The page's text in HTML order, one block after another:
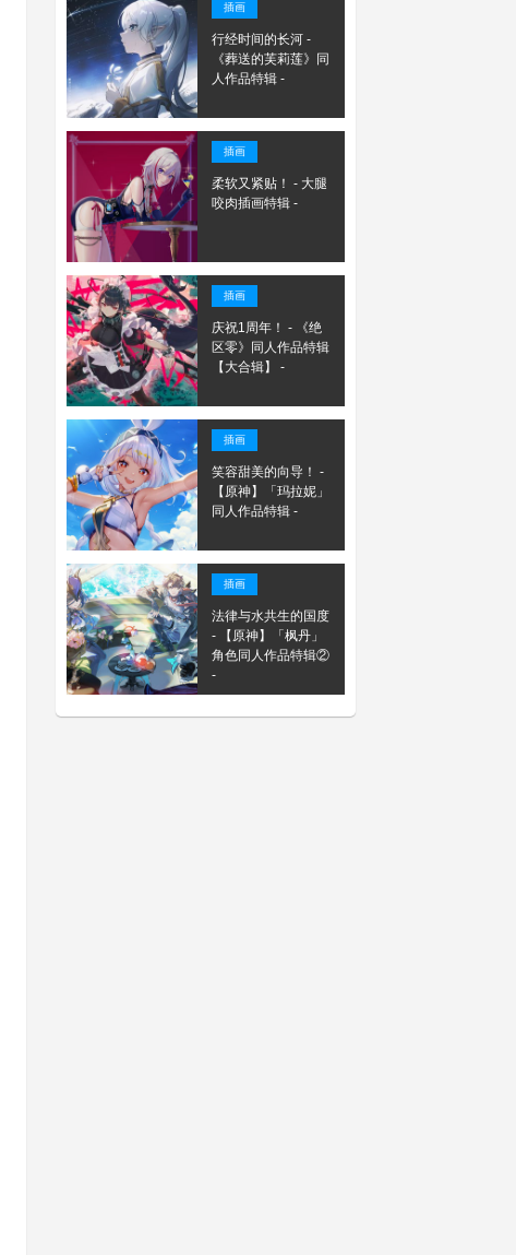
插画
行经时间的长河 -
《葬送的芙莉莲》同
人作品特辑 -
插画
柔软又紧贴！ - 大腿
咬肉插画特辑 -
插画
庆祝1周年！ - 《绝
区零》同人作品特辑
【大合辑】 -
插画
笑容甜美的向导！ -
【原神】「玛拉妮」
同人作品特辑 -
插画
法律与水共生的国度
- 【原神】「枫丹」
角色同人作品特辑②
-